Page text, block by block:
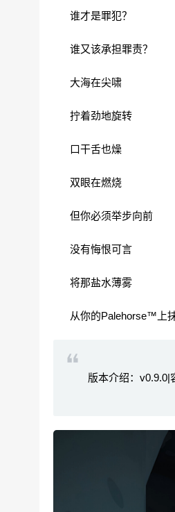
谁才是罪犯？
谁又该承担罪责？
大海在尖啸
拧着劲地旋转
口干舌也燥
双眼在燃烧
但你必须举步向前
没有悔恨可言
将那盐水薄雾
从你的Palehorse™上
版本介绍：v0.9.0|